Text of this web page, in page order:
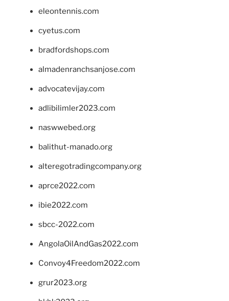
eleontennis.com
cyetus.com
bradfordshops.com
almadenranchsanjose.com
advocatevijay.com
adlibilimler2023.com
naswwebed.org
balithut-manado.org
alteregotradingcompany.org
aprce2022.com
ibie2022.com
sbcc-2022.com
AngolaOilAndGas2022.com
Convoy4Freedom2022.com
grur2023.org